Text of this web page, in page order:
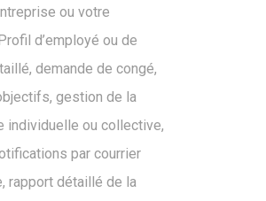
ou votre
d’employé ou de
demande de congé,
gestion de la
individuelle ou collective,
par courrier
rapport détaillé de la